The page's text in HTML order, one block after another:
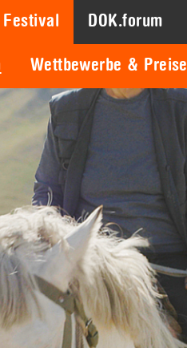
Festival
Wettbewerbe & Preise
DOK.forum